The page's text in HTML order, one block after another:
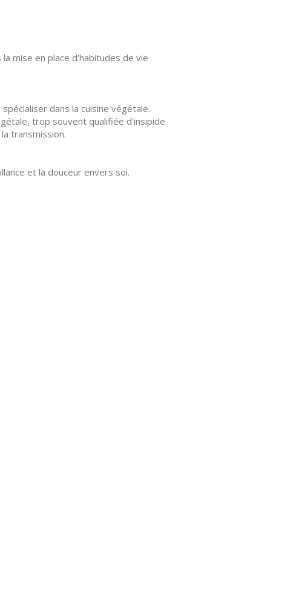
mise en place d’habitudes de vie
dans la cuisine végétale.
trop souvent qualifiée d’insipide
transmission.
et la douceur envers soi.